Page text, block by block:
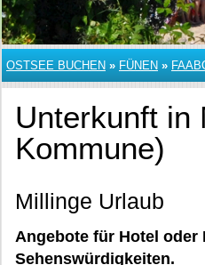
OSTSEE BUCHEN » FÜNEN »
Unterkunft in
Kommune)
Millinge Urlaub
Angebote für Hotel oder
Sehenswürdigkeiten.